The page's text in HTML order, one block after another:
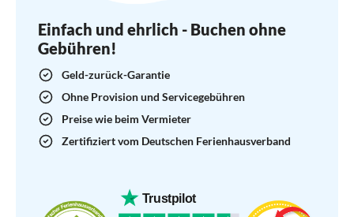
Einfach und ehrlich - Buchen ohne
Gebühren!
Geld-zurück-Garantie
Ohne Provision und Servicegebühren
Preise wie beim Vermieter
Zertifiziert vom Deutschen Ferienhausverband